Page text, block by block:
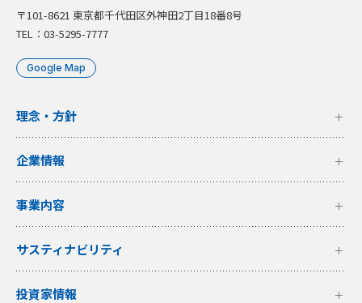
〒101-8621 東京都千代田区外神田2丁目18番8号
TEL：03-5295-7777
Google Map
理念・方針
企業情報
事業内容
サスティナビリティ
投資家情報